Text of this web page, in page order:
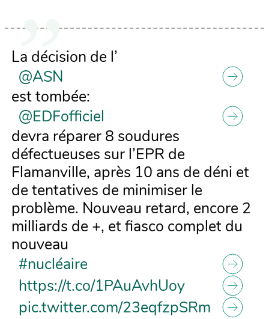
La décision de l’
@ASN
est tombée:
@EDFofficiel
devra réparer 8 soudures
défectueuses sur l’EPR de
Flamanville, après 10 ans de déni et
de tentatives de minimiser le
problème. Nouveau retard, encore 2
milliards de +, et fiasco complet du
nouveau
#nucléaire
https://t.co/1PAuAvhUoy
pic.twitter.com/23eqfzpSRm